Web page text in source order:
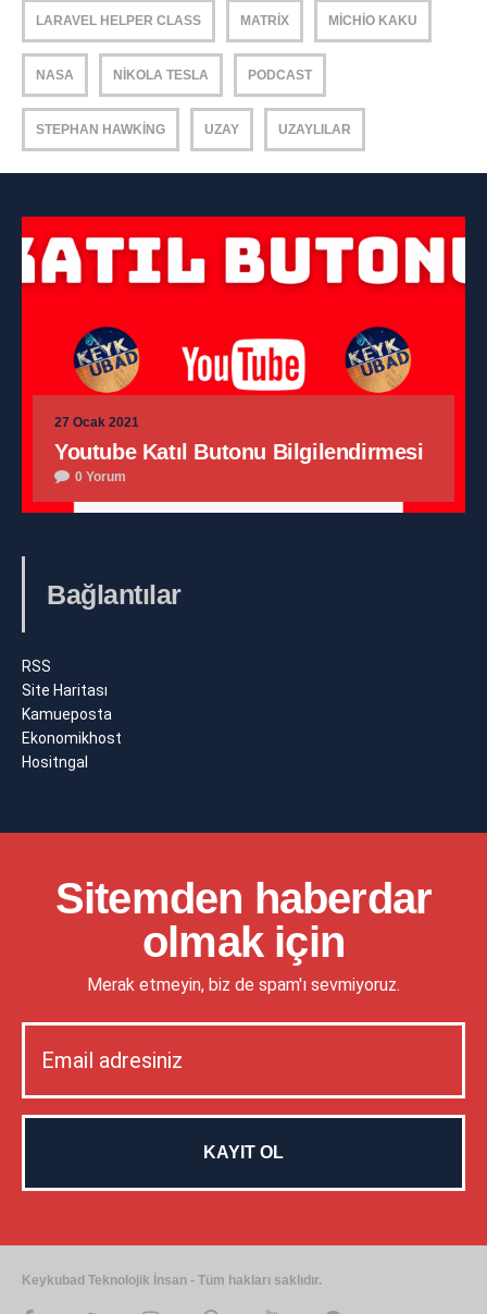
LARAVEL HELPER CLASS MATRIX MICHIO KAKU
NASA NIKOLA TESLA PODCAST
STEPHAN HAWKING UZAY UZAYLILAR
27 Ocak 2021
Youtube Katıl Butonu Bilgilendirmesi
0 Yorum
Bağlantılar
RSS
Site Haritası
Kamueposta
Ekonomikhost
Hositngal
Sitemden haberdar
olmak için
Merak etmeyin, biz de spam'ı sevmiyoruz.
Keykubad Teknolojik İnsan - Tüm hakları saklıdır.